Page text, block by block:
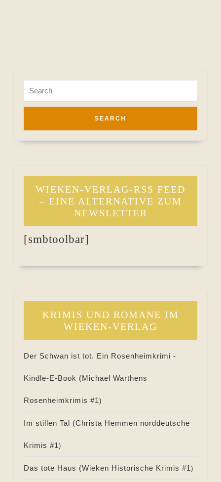
for:
WIEKEN-VERLAG-RSS FEED
– EINE ALTERNATIVE ZUM
NEWSLETTER
[smbtoolbar]
KRIMIS UND ROMANE IM
WIEKEN-VERLAG
Der Schwan ist tot. Ein Rosenheimkrimi -
Kindle-E-Book (Michael Warthens
Rosenheimkrimis #1)
Im stillen Tal (Christa Hemmen norddeutsche
Krimis #1)
Das tote Haus (Wieken Historische Krimis #1)